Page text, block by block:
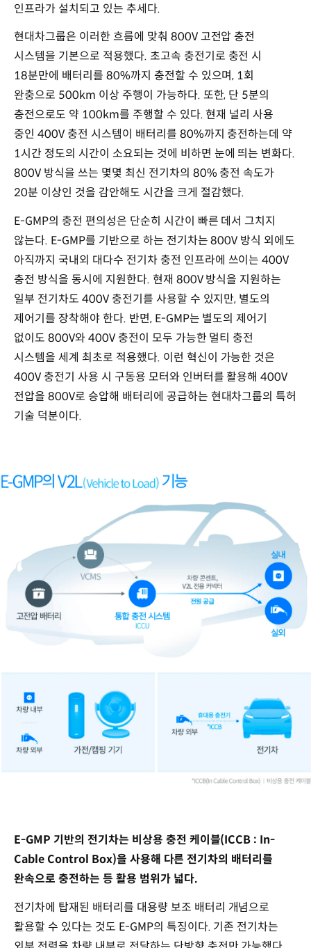
인프라가 설치되고 있는 추세다.
현대차그룹은 이러한 흐름에 맞춰 800V 고전압 충전
시스템을 기본으로 적용했다. 초고속 충전기로 충전 시
18분만에 배터리를 80%까지 충전할 수 있으며, 1회
완충으로 500km 이상 주행이 가능하다. 또한, 단 5분의
충전으로도 약 100km를 주행할 수 있다. 현재 널리 사용
중인 400V 충전 시스템이 배터리를 80%까지 충전하는데 약
1시간 정도의 시간이 소요되는 것에 비하면 눈에 띄는 변화다.
800V 방식을 쓰는 몇몇 최신 전기차의 80% 충전 속도가
20분 이상인 것을 감안해도 시간을 크게 절감했다.
E-GMP의 충전 편의성은 단순히 시간이 빠른 데서 그치지
않는다. E-GMP를 기반으로 하는 전기차는 800V 방식 외에도
아직까지 국내외 대다수 전기차 충전 인프라에 쓰이는 400V
충전 방식을 동시에 지원한다. 현재 800V 방식을 지원하는
일부 전기차도 400V 충전기를 사용할 수 있지만, 별도의
제어기를 장착해야 한다. 반면, E-GMP는 별도의 제어기
없이도 800V와 400V 충전이 모두 가능한 멀티 충전
시스템을 세계 최초로 적용했다. 이런 혁신이 가능한 것은
400V 충전기 사용 시 구동용 모터와 인버터를 활용해 400V
전압을 800V로 승압해 배터리에 공급하는 현대차그룹의 특허
기술 덕분이다.
E-GMP 기반의 전기차는 비상용 충전 케이블(ICCB : In-
Cable Control Box)을 사용해 다른 전기차의 배터리를
완속으로 충전하는 등 활용 범위가 넓다.
전기차에 탑재된 배터리를 대용량 보조 배터리 개념으로
활용할 수 있다는 것도 E-GMP의 특징이다. 기존 전기차는